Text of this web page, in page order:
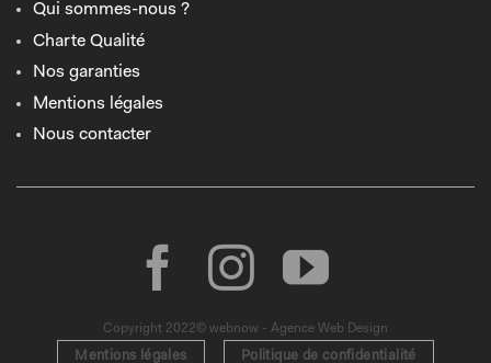
Qui sommes-nous ?
Charte Qualité
Nos garanties
Mentions légales
Nous contacter
Copyright 2022© webnow - Agence Web Design
Mentions légales Politique de confidentialité